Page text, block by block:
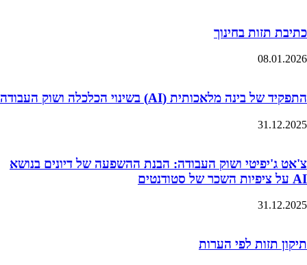
כתיבת תזות בחינוך
08.01.2026
התפקיד של בינה מלאכותית (AI) בשינוי הכלכלה ושוק העבודה
31.12.2025
צ'אט ג'יפיטי ושוק העבודה: הבנת ההשפעה של דיונים בנושא
AI על ציפיות השכר של סטודנטים
31.12.2025
תיקון תזות לפי הערות